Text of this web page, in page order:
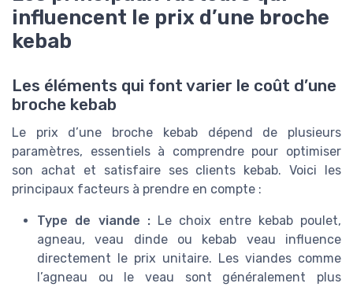
influencent le prix d’une broche
kebab
Les éléments qui font varier le coût d’une
broche kebab
Le prix d’une broche kebab dépend de plusieurs
paramètres, essentiels à comprendre pour optimiser
son achat et satisfaire ses clients kebab. Voici les
principaux facteurs à prendre en compte :
Type de viande :Le choix entre kebab poulet,
agneau, veau dinde ou kebab veau influence
directement le prix unitaire. Les viandes comme
l’agneau ou le veau sont généralement plus